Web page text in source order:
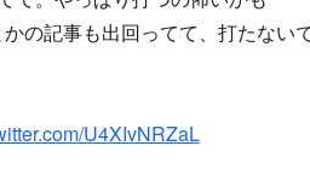
て。やっぱり打つの怖いかも